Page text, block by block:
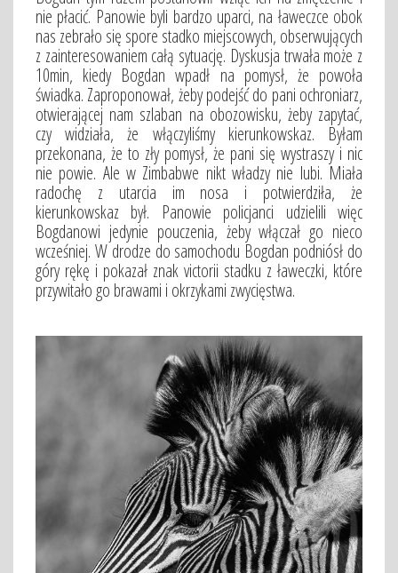
nie płacić. Panowie byli bardzo uparci, na ławeczce obok
nas zebrało się spore stadko miejscowych, obserwujących
z zainteresowaniem całą sytuację. Dyskusja trwała może z
10min, kiedy Bogdan wpadł na pomysł, że powoła
świadka. Zaproponował, żeby podejść do pani ochroniarz,
otwierającej nam szlaban na obozowisku, żeby zapytać,
czy widziała, że włączyliśmy kierunkowskaz. Byłam
przekonana, że to zły pomysł, że pani się wystraszy i nic
nie powie. Ale w Zimbabwe nikt władzy nie lubi. Miała
radochę z utarcia im nosa i potwierdziła, że
kierunkowskaz był. Panowie policjanci udzielili więc
Bogdanowi jedynie pouczenia, żeby włączał go nieco
wcześniej. W drodze do samochodu Bogdan podniósł do
góry rękę i pokazał znak victorii stadku z ławeczki, które
przywitało go brawami i okrzykami zwycięstwa.